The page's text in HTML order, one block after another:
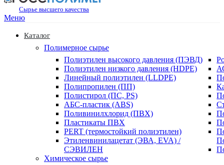
Сырье высшего качества
Меню
Каталог
Полимерное сырье
Полиэтилен высокого давления (ПЭВД)
Полиэтилен низкого давления (HDPE)
Линейный полиэтилен (LLDPE)
Полипропилен (ПП)
Полистирол (ПС, PS)
АБС-пластик (ABS)
Поливинилхлорид (ПВХ)
Пластикаты ПВХ
PERT (термостойкий полиэтилен)
Этиленвинилацетат (ЭВА, EVA) /
СЭВИЛЕН
Химическое сырье